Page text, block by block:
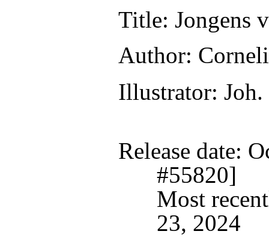
Title: Jongens
Author:
Illustrator: Joh.
Release date:
#55820]
Most
23, 2024